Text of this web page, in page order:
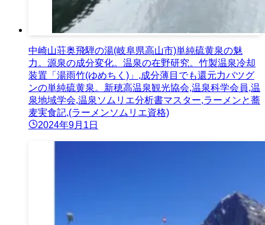
中崎山荘奥飛騨の湯(岐阜県高山市)単純硫黄泉の魅
力。源泉の成分変化。温泉の在野研究。竹製温泉冷却
装置「湯雨竹(ゆめちく)」,成分薄目でも還元力バツグ
ンの単純硫黄泉。新穂高温泉観光協会,温泉科学会員,温
泉地域学会,温泉ソムリエ分析書マスター,ラーメンと蕎
麦実食記,(ラーメンソムリエ資格)
2024年9月1日